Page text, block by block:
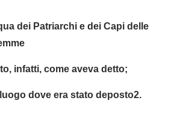
dei Patriarchi e dei Capi delle
infatti, come aveva detto;
dove era stato deposto2.